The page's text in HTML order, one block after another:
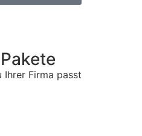
Ihrer Firma passt